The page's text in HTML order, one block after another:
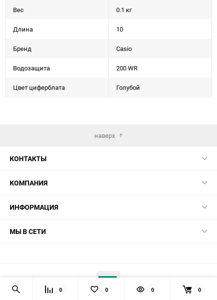
Вес 0.1 кг
Длина 10
Бренд Casio
Водозащита 200 WR
Цвет циферблата Голубой
наверх
КОНТАКТЫ
КОМПАНИЯ
ИНФОРМАЦИЯ
МЫ В СЕТИ
0 0 0 0